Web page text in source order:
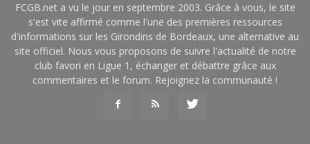
FCGB.net a vu le jour en septembre 2003. Grâce à vous, le site
s'est vite affirmé comme l'une des premières ressources
d'informations sur les Girondins de Bordeaux, une alternative au
site officiel. Nous vous proposons de suivre l'actualité de notre
club favori en Ligue 1, échanger et débattre grâce aux
commentaires et le forum. Rejoignez la communauté !